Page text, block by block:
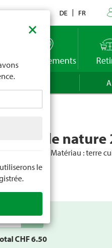
Contact DE FR
Emplacements
nature
l'extérieur. Matériau : terre
49893
add
CHF6.50
×
le
limite